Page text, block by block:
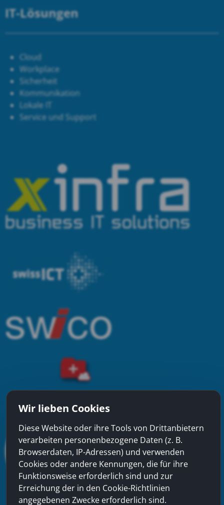
IT-Lösungen
Cloud
Workplace
Sicherheit
Kommunikation
Lokale IT
Service und Support
Wir lieben Cookies
Diese Website oder ihre Tools von Drittanbietern
verarbeiten personenbezogene Daten (z. B.
Browserdaten, IP-Adressen) und verwenden
Cookies oder andere Kennungen, die für ihre
Funktionsweise erforderlich sind und zur
Erreichung der in den Cookie-Richtlinien
angegebenen Zwecke erforderlich sind.